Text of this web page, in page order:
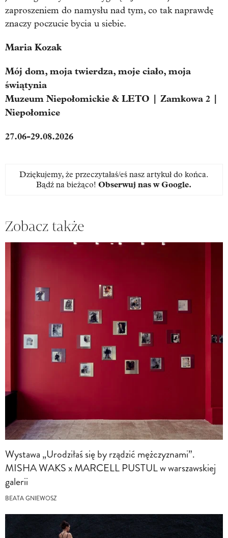
zaproszeniem do namysłu nad tym, co tak naprawdę
znaczy poczucie bycia u siebie.
Maria Kozak
Mój dom, moja twierdza, moje ciało, moja
świątynia
Muzeum Niepołomickie & LETO | Zamkowa 2 |
Niepołomice
27.06-29.08.2026
Dziękujemy, że przeczytałaś/eś nasz artykuł do końca.
Bądź na bieżąco! Obserwuj nas w Google.
Zobacz także
Wystawa „Urodziłaś się by rządzić mężczyznami”.
MISHA WAKS x MARCELL PUSTUL w warszawskiej
galerii
BEATA GNIEWOSZ